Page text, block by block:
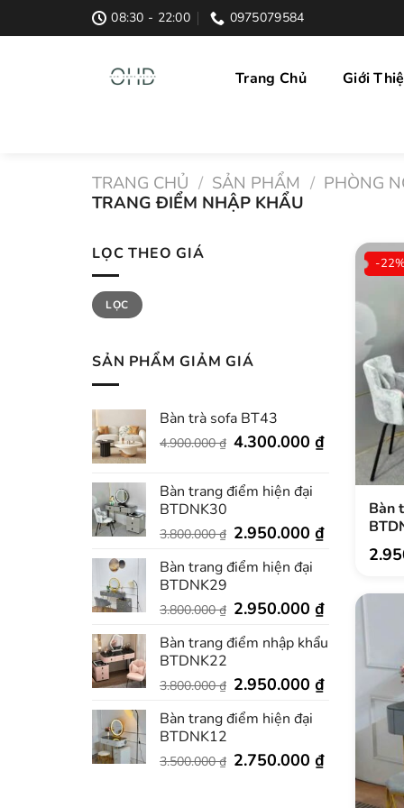
to
08:30 - 22:00 0975079584
Trang Chủ Giới
TRANG CHỦ / SẢN PHẨM / PHÒNG
TRANG ĐIỂM NHẬP KHẨU
LỌC THEO GIÁ
Giá
thấp
nhất
Giá
cao
nhất
LỌC
SẢN PHẨM GIẢM GIÁ
Bàn trà sofa BT43
4.900.000₫ Giá
4.900.000 ₫.
4.300.000₫Giá
4.300.000
Bàn trang điểm hiện đại
BTDNK30
3.800.000₫ Giá
là:
2.950.000₫Giá
2.950.000 ₫.
Bàn trang điểm hiện đại
BTDNK29
3.800.000₫ Giá
là:
2.950.000₫Giá
tại
2.950.000
Bàn trang điểm nhập khẩu
BTDNK22
3.800.000₫ Giá
là:
2.950.000₫Giá
2.950.000
Bàn trang điểm hiện đại
BTDNK12
3.500.000₫ Giá
2.750.000₫Giá
-
Bàn
Giá
Giá
là: